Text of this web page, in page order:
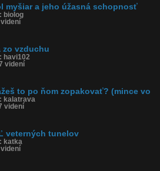
myšiar a jeho úžasná schopnosť
biolog
zo vzduchu
havi102
videní
to po ňom zopakovať? (mince vo
kalatrava
videní
veterných tunelov
katka